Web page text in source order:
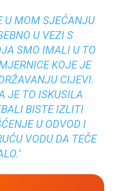
U MOM SJEĆANJU
U VEZI S
SMO IMALI U TO
KOJE JE
CIJEVI.
JE TO ISKUSILA
BISTE IZLITI
U ODVOD I
VODU DA TEČE